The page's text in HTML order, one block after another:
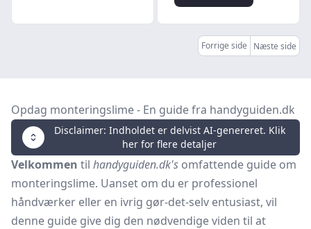
Forrige side Næste side
Opdag monteringslime - En guide fra handyguiden.dk
Disclaimer: Indholdet er delvist AI-genereret. Klik
her for flere detaljer
Velkommen til handyguiden.dk's omfattende guide om
monteringslime. Uanset om du er professionel
håndværker eller en ivrig gør-det-selv entusiast, vil
denne guide give dig den nødvendige viden til at